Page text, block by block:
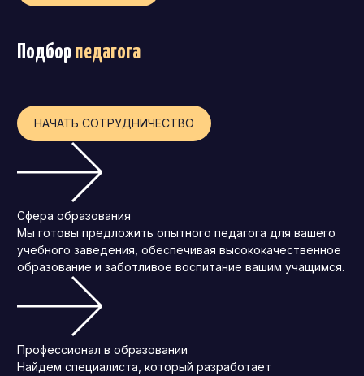
Технический директор (CTO)
Франшиза
Подборпедагога
НАЧАТЬ СОТРУДНИЧЕСТВО
Сфера образования
Мы готовы предложить опытного педагога для вашего
учебного заведения, обеспечивая высококачественное
образование и заботливое воспитание вашим учащимся.
Профессионал в образовании
Найдем специалиста, который разработает